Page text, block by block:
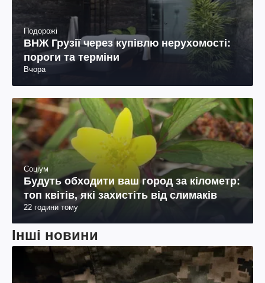
Подорожі
ВНЖ Грузії через купівлю нерухомості:
пороги та терміни
Вчора
Соціум
Будуть обходити ваш город за кілометр:
топ квітів, які захистіть від слимаків
22 години тому
Інші новини